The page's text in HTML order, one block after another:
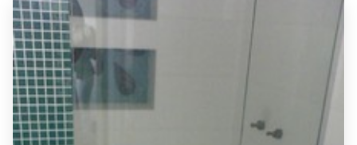
PREÇO BOX DE VIDRO